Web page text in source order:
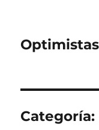
Optimistas
Categoría: